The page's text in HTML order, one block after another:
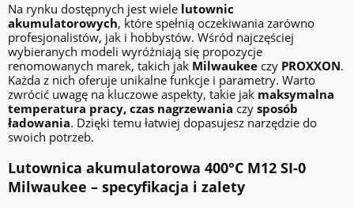
Na rynku dostępnych jest wiele lutownic
akumulatorowych, które spełnią oczekiwania zarówno
profesjonalistów, jak i hobbystów. Wśród najczęściej
wybieranych modeli wyróżniają się propozycje
renomowanych marek, takich jak Milwaukee czy PROXXON.
Każda z nich oferuje unikalne funkcje i parametry. Warto
zwrócić uwagę na kluczowe aspekty, takie jak maksymalna
temperatura pracy, czas nagrzewania czy sposób
ładowania. Dzięki temu łatwiej dopasujesz narzędzie do
swoich potrzeb.
Lutownica akumulatorowa 400°C M12 SI-0
Milwaukee – specyfikacja i zalety